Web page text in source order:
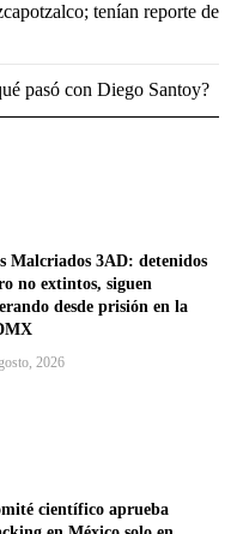
Malcriados 3AD: detenidos
no extintos, siguen
desde prisión en la
2026
científico aprueba
tenían reporte de
pasó con Diego Santoy?